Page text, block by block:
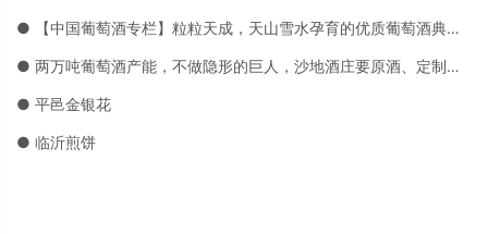
● 【中国葡萄酒专栏】粒粒天成，天山雪水孕育的优质葡萄酒典范——沙地酒庄
● 两万吨葡萄酒产能，不做隐形的巨人，沙地酒庄要原酒、定制、品牌三箭齐发
● 平邑金银花
● 临沂煎饼